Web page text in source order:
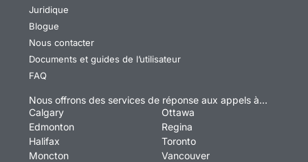
Juridique
Blogue
Nous contacter
Documents et guides de l’utilisateur
FAQ
Nous offrons des services de réponse aux appels à…
Calgary
Edmonton
Halifax
Moncton
Ottawa
Regina
Toronto
Vancouver